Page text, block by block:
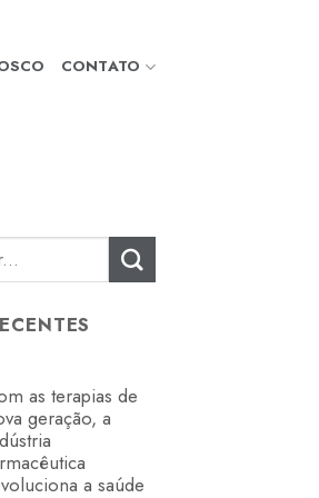
CONTATO
as terapias de
geração, a
a saúde